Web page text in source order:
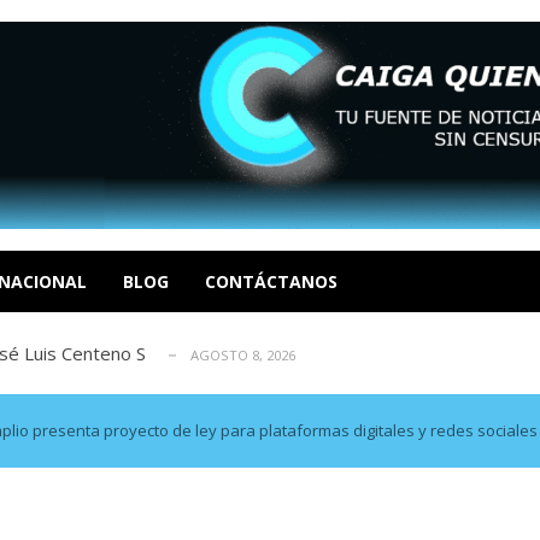
BLOG CONTÁCTANOS
Realpolitik y el Desmante... AGOSTO 8, 2026
García AGOSTO 7, 2026
en un evento fútil. Soc. Ende...
Luis Centeno S
R AGOSTO 8, 2026
Realpolitik y el Desmante... AGOSTO 8, 2026
García AGOSTO 7, 2026
en un evento fútil. Soc. Ende... AGOSTO 8, 2026
presenta proyecto de ley para plataformas digitales y redes sociales